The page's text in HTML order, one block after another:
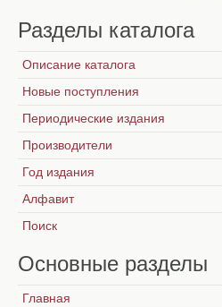
Разделы каталога
Описание каталога
Новые поступления
Периодические издания
Производители
Год издания
Алфавит
Поиск
Основные разделы
Главная